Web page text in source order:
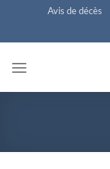
contenu
Avis de décès